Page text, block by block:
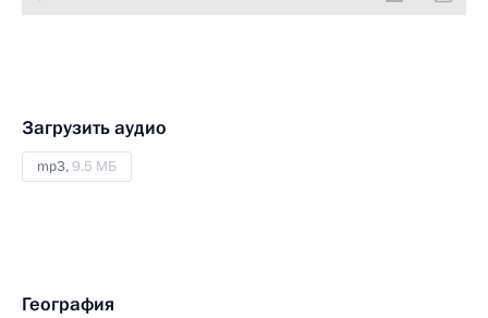
Загрузить аудио
mp3,9.5 МБ
География